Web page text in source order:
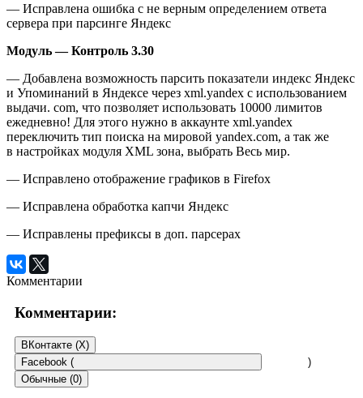
— Исправлена ошибка с не верным определением ответа
сервера при парсинге Яндекс
Модуль — Контроль 3.30
— Добавлена возможность парсить показатели индекс Яндекс
и Упоминаний в Яндексе через xml.yandex с использованием
выдачи. com, что позволяет использовать 10000 лимитов
ежедневно! Для этого нужно в аккаунте xml.yandex
переключить тип поиска на мировой yandex.com, а так же
в настройках модуля XML зона, выбрать Весь мир.
— Исправлено отображение графиков в Firefox
— Исправлена обработка капчи Яндекс
— Исправлены префиксы в доп. парсерах
Комментарии
Комментарии:
ВКонтакте (X)
Facebook (
)
Обычные (0)